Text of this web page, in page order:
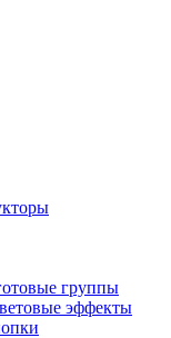
группы
эффекты